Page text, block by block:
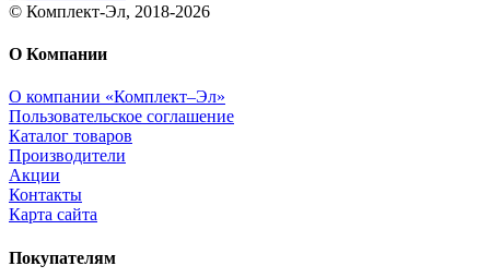
© Комплект-Эл, 2018-2026
О Компании
О компании «Комплект–Эл»
Пользовательское соглашение
Каталог товаров
Производители
Акции
Контакты
Карта сайта
Покупателям